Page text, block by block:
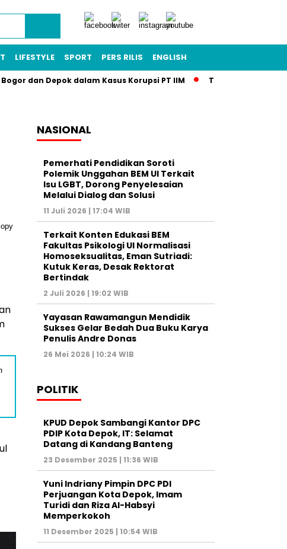
LIFESTYLE SPORT PERS RILIS ENGLISH
dan Depok dalam Kasus Korupsi PT IIM Terkuak! Skandal
NASIONAL
Pemerhati Pendidikan Soroti
Polemik Unggahan BEM UI Terkait
Isu LGBT, Dorong Penyelesaian
Melalui Dialog dan Solusi
11 Juli 2026 | 17:04 WIB
Terkait Konten Edukasi BEM
Fakultas Psikologi UI Normalisasi
Homoseksualitas, Eman Sutriadi:
Kutuk Keras, Desak Rektorat
Bertindak
2 Juli 2026 | 19:02 WIB
Yayasan Rawamangun Mendidik
Sukses Gelar Bedah Dua Buku Karya
Penulis Andre Donas
26 Mei 2026 | 10:24 WIB
POLITIK
KPUD Depok Sambangi Kantor DPC
PDIP Kota Depok, IT: Selamat
Datang di Kandang Banteng
23 Desember 2025 | 11:36 WIB
Yuni Indriany Pimpin DPC PDI
Perjuangan Kota Depok, Imam
Turidi dan Riza Al-Habsyi
Memperkokoh
11 Desember 2025 | 10:54 WIB